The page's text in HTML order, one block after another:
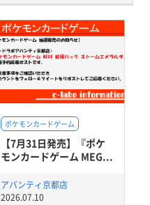
ポケモンカードゲーム
【7月31日発売】『ポケ
モンカードゲーム MEG...
アバンティ京都店
2026.07.10